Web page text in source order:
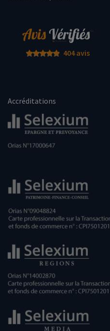
404 avis
Accréditations